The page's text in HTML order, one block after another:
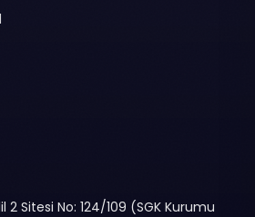
2 Sitesi No: 124/109 (SGK Kurumu